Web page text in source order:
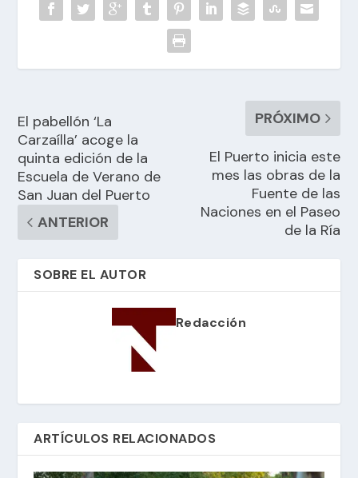
El pabellón ‘La
Carzaílla’ acoge la
quinta edición de la
Escuela de Verano de
San Juan del Puerto
ANTERIOR
PRÓXIMO
El Puerto inicia este
mes las obras de la
Fuente de las
Naciones en el Paseo
de la Ría
SOBRE EL AUTOR
Redacción
ARTÍCULOS RELACIONADOS